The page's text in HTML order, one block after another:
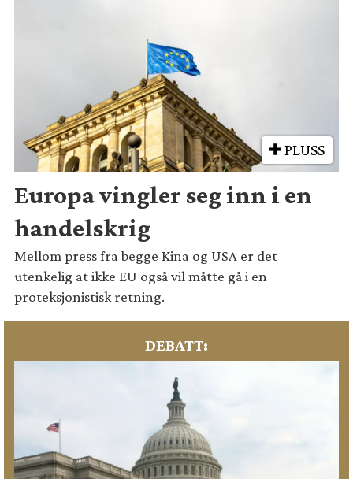
PLUSS
Europa vingler seg inn i en
handelskrig
Mellom press fra begge Kina og USA er det
utenkelig at ikke EU også vil måtte gå i en
proteksjonistisk retning.
DEBATT: